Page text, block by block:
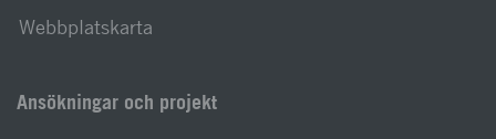
Webbplatskarta
Ansökningar och projekt